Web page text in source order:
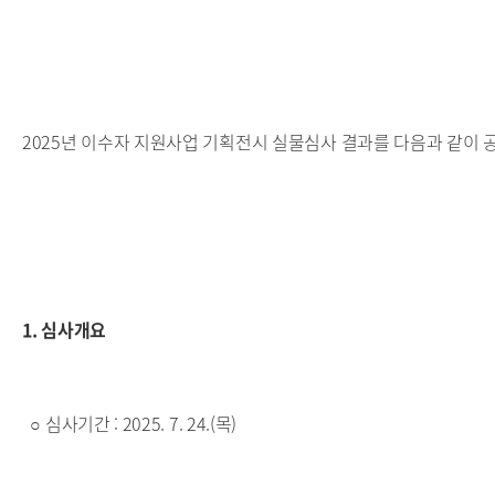
2025년 이수자 지원사업 기획전시 실물심사 결과를 다음과 같이
1. 심사개요
○ 심사기간 : 2025. 7. 24.(목)